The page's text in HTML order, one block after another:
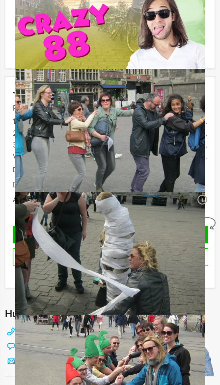
Jouw uitje
Prijs :
15 - 19 personen
€ 72,50 p.p.
20 - 29 personen
€ 69,50 p.p.
30 - 39 personen
€ 67,50 p.p.
Vanaf 40 personen
€ 64,50 p.p.
De prijzen zijn exclusief BTW
Duur:
4 uur en 30 minuten
Aantal:
Minimaal 15 personen i
Geheel vrijblijvend
OFFERTE AANVRAGEN
RESERVEREN
Ik heb een vraag over dit uitje
Hulp nodig bij het kiezen?
088 428 81 17
Chat met Jeroen
Stuur ons een mailtje
kroegentocht, personeelsfeest, rondvaart op een
rondvaartboot, spelprogramma, stadswandeling,
teamuitje, uitjes voor groepen of individuen,
vrijgezellenfeest, vaararrangement, wijnproeverij, in
steden in Nederland en België.